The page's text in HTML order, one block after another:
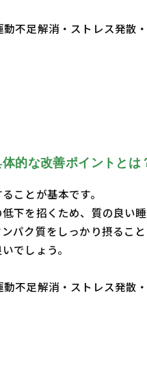
不足解消・ストレス発
的な改善ポイントとは
ことが基本です。
下を招くため、質の良い
パク質をしっかり摂ること
でしょう。
不足解消・ストレス発